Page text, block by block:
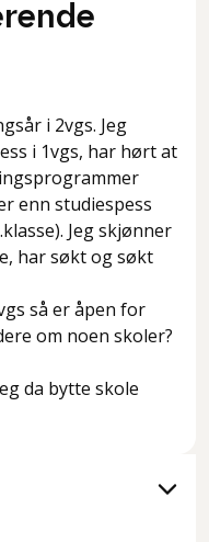
i 2vgs. Jeg
i 1vgs, har hørt at
enn studiespess
Jeg skjønner
har søkt og søkt
så er åpen for
om noen skoler?
da bytte skole